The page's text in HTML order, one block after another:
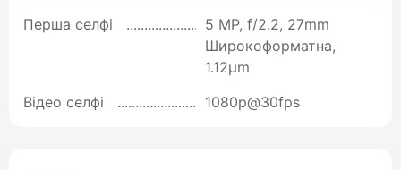
Перша селфі
5 MP, f/2.2, 27mm
Широкоформатна,
1.12µm
Відео селфі
1080p@30fps